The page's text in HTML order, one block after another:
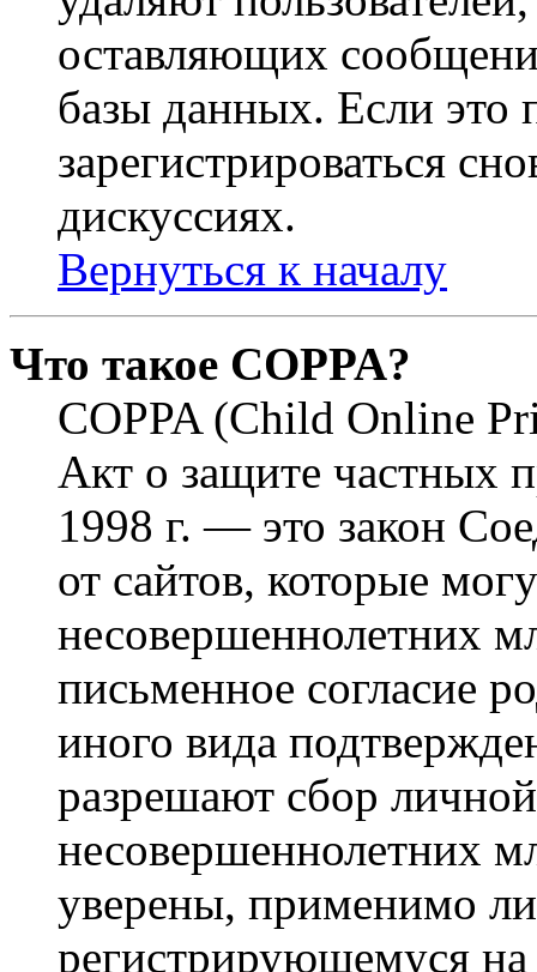
оставляющих
базы данных. Если это
зарегистрироваться
дискуссиях.
Вернуться к началу
Что такое COPPA?
COPPA (Child Online
Акт о защите частных
1998 г. — это закон
от сайтов, которые
несовершеннолетних
письменное согласие
иного вида
разрешают сбор
несовершеннолетних
уверены, применимо
регистрирующемуся